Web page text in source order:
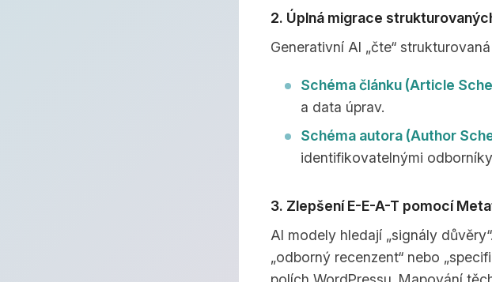
2. Úplná migrace
Generativní AI „čte“
Schéma článku (Article
a data úprav.
Schéma autora (Author
identifikovatelnými
3. Zlepšení E-E-A-T pomocí
AI modely hledají „signály
„odborný recenzent“ nebo